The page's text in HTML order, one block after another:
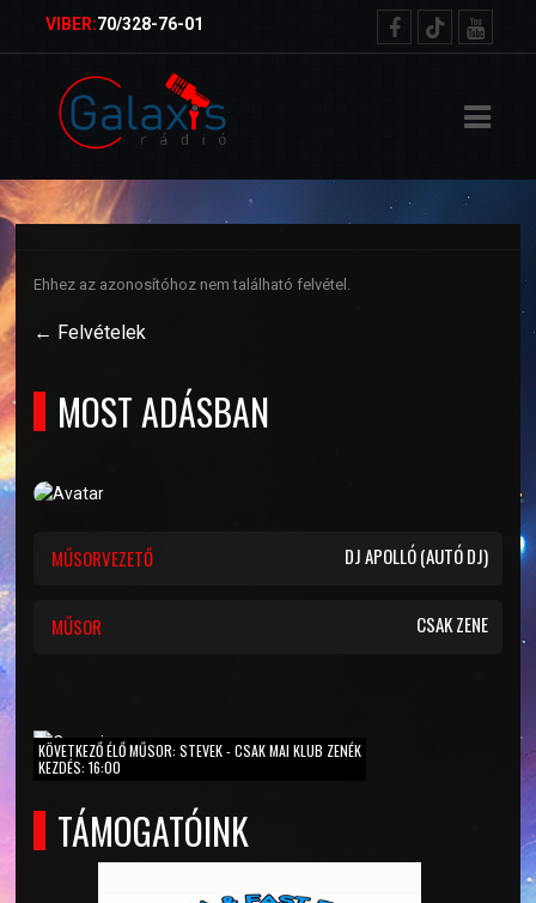
VIBER:70/328-76-01
Ehhez az azonosítóhoz nem található felvétel.
← Felvételek
MOST ADÁSBAN
MŰSORVEZETŐ DJ APOLLÓ (AUTÓ DJ)
MŰSOR CSAK ZENE
KÖVETKEZŐ ÉLŐ MŰSOR: STEVEK - CSAK MAI KLUB ZENÉK
KEZDÉS: 16:00
TÁMOGATÓINK